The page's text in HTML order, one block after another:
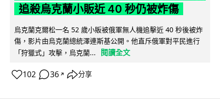
追殺烏克蘭小販近 40 秒仍被炸傷
烏克蘭克爾松一名 52 歲小販被俄軍無人機追擊近 40 秒後被炸
傷，影片由烏克蘭總統澤連斯基公開。他直斥俄軍對平民進行
「狩獵式」攻擊，烏克蘭...
閱讀全文
102 36 ↗ 分享